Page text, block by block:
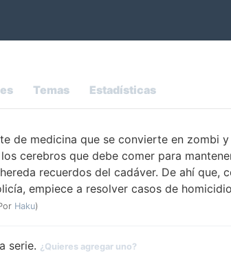
Temas Estadísticas
de medicina que se convierte en zombi
cerebros que debe comer para
recuerdos del cadáver. De ahí que,
empiece a resolver casos de
Haku)
serie. ¿Quieres agregar uno?